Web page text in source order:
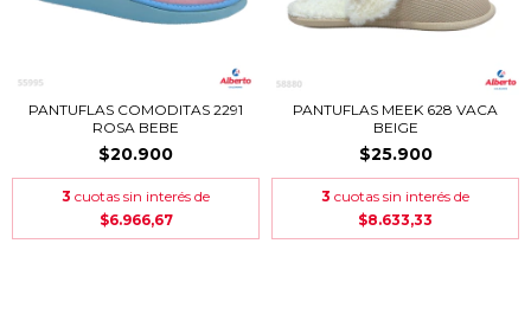
PANTUFLAS COMODITAS 2291
ROSA BEBE
$20.900
3 cuotas sin interés de
$6.966,67
PANTUFLAS MEEK 628 VACA
BEIGE
$25.900
3 cuotas sin interés de
$8.633,33